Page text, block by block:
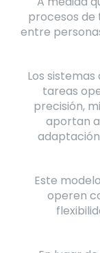
procesos de
entre
Los
tareas
precisión,
aportan
Este
operen